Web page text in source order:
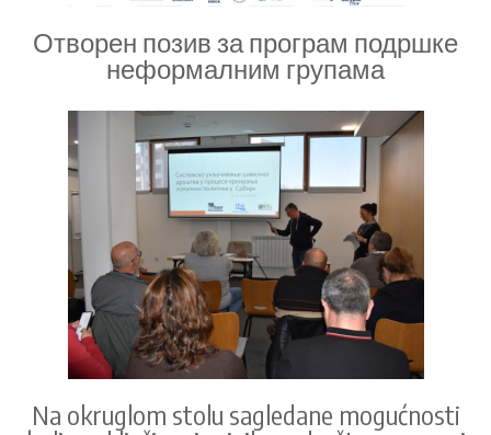
Отворен позив за програм подршке
неформалним групама
Na okruglom stolu sagledane mogućnosti